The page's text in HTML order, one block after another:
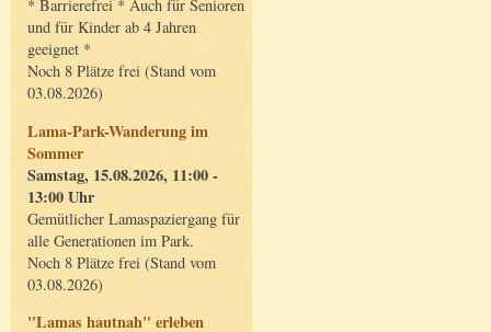
* Barrierefrei * Auch für Senioren
und für Kinder ab 4 Jahren
geeignet *
Noch 8 Plätze frei (Stand vom
03.08.2026)
Lama-Park-Wanderung im
Sommer
Samstag, 15.08.2026, 11:00 -
13:00 Uhr
Gemütlicher Lamaspaziergang für
alle Generationen im Park.
Noch 8 Plätze frei (Stand vom
03.08.2026)
"Lamas hautnah" erleben